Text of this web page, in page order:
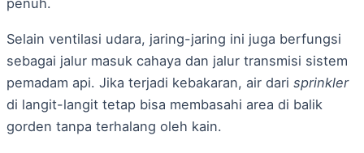
penuh.
Selain ventilasi udara, jaring-jaring ini juga berfungsi
sebagai jalur masuk cahaya dan jalur transmisi sistem
pemadam api. Jika terjadi kebakaran, air dari sprinkler
di langit-langit tetap bisa membasahi area di balik
gorden tanpa terhalang oleh kain.